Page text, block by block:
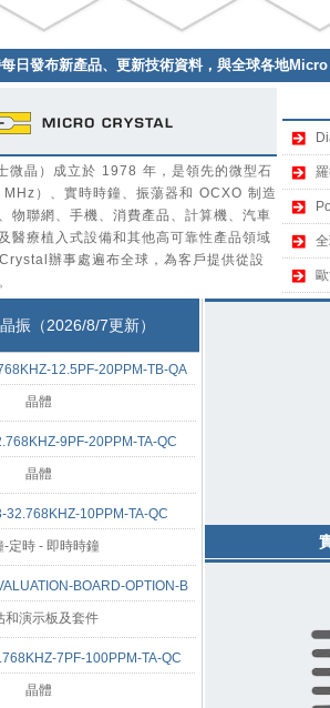
日發布新產品、更新技術資料，與全球各地Micro
士微晶）成立於 1978 年，是領先的微型石
）、實時時鐘、振蕩器和 OCXO 制造
物聯網、手機、消費產品、計算機、汽車
醫療植入式設備和其他高可靠性產品領域
辦事處遍布全球，為客戶提供從設
晶振（2026/8/7更新）
12.5PF-20PPM-TB-QA
晶體
9PF-20PPM-TA-QC
晶體
32.768KHZ-10PPM-TA-QC
-定時 - 即時時鐘
BOARD-OPTION-B
和演示板及套件
7PF-100PPM-TA-QC
晶體